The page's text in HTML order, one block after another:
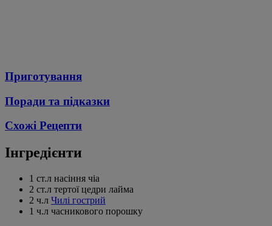
Приготування
Поради та підказки
Схожі Рецепти
Інгредієнти
1 ст.л насіння чіа
2 ст.л тертої цедри лайма
2 ч.л Чилі гострий
1 ч.л часникового порошку